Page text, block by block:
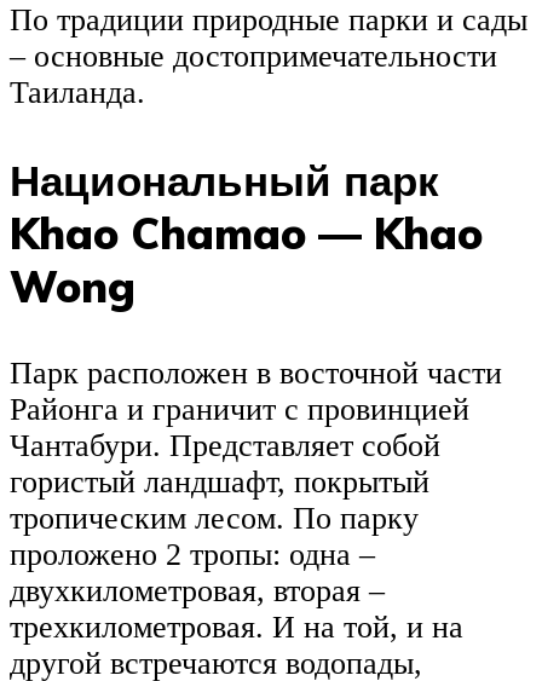
По традиции природные парки и сады
– основные достопримечательности
Таиланда.
Национальный парк
Khao Chamao — Khao
Wong
Парк расположен в восточной части
Районга и граничит с провинцией
Чантабури. Представляет собой
гористый ландшафт, покрытый
тропическим лесом. По парку
проложено 2 тропы: одна –
двухкилометровая, вторая –
трехкилометровая. И на той, и на
другой встречаются водопады,